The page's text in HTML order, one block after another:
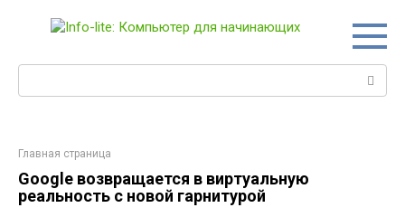
Главная страница
Google возвращается в виртуальную
реальность с новой гарнитурой